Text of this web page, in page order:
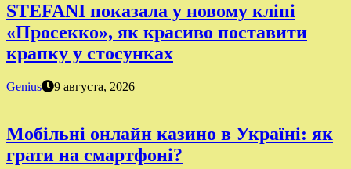
STEFANI показала у новому кліпі
«Просекко», як красиво поставити
крапку у стосунках
Genius 9 августа, 2026
Мобільні онлайн казино в Україні: як
грати на смартфоні?